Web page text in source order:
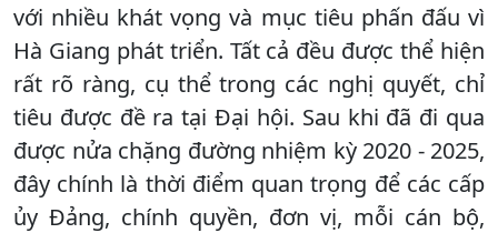
với nhiều khát vọng và mục tiêu phấn đấu vì
Hà Giang phát triển. Tất cả đều được thể hiện
rất rõ ràng, cụ thể trong các nghị quyết, chỉ
tiêu được đề ra tại Đại hội. Sau khi đã đi qua
được nửa chặng đường nhiệm kỳ 2020 - 2025,
đây chính là thời điểm quan trọng để các cấp
ủy Đảng, chính quyền, đơn vị, mỗi cán bộ,